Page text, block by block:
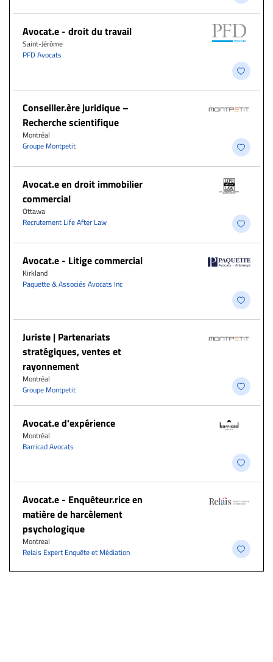
Avocat.e - droit du travail
Saint-Jérôme
PFD Avocats
Conseiller.ère juridique –
Recherche scientifique
Montréal
Groupe Montpetit
Avocat.e en droit immobilier
commercial
Ottawa
Recrutement Life After Law
Avocat.e - Litige commercial
Kirkland
Paquette & Associés Avocats Inc
Juriste | Partenariats
stratégiques, ventes et
rayonnement
Montréal
Groupe Montpetit
Avocat.e d'expérience
Montréal
Barricad Avocats
Avocat.e - Enquêteur.rice en
matière de harcèlement
psychologique
Montreal
Relais Expert Enquête et Médiation